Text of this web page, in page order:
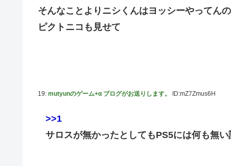
【デレマス】 和久井留美「夢を作って、いつか遊んで」
【画像】ファーストサマーウイカ、激変した姿に「本田望
【悲報】ポケポケ、1年で1600万人が引退・・・
そんなことよりニシくんはヨッシーやってんの
ピクトニコも見せて
19: mutyunのゲーム+α ブログがお送りします。 ID:mZ7Zmus6H
>>1
サロスが無かったとしてもPS5には何も無